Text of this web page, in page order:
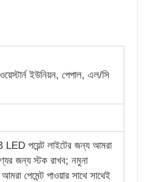
ইউনিয়ন, পেপাল, এল/সি
পয়েন্ট লাইটের জন্য আমরা
জন্য স্টক রাখব; নমুনা
পেমেন্ট পাওয়ার সাথে সাথেই